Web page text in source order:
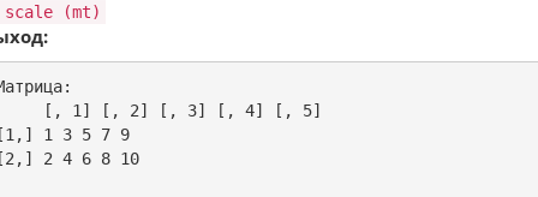
scale
(mt)
[, 1] [, 2] [, 3] [, 4] [, 5]
1 3 5 7 9
2 4 6 8 10